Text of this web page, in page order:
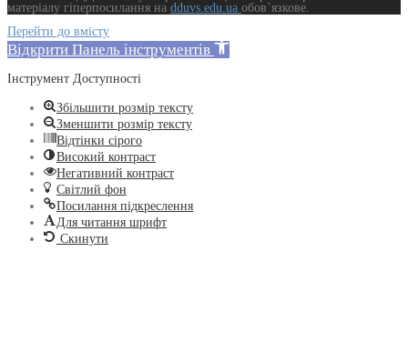
матеріалу гіперпосилання на dduvs.edu.ua обов`язкове.
Перейти до вмісту
Відкрити Панель інструментів
Інструмент Доступності
Збільшити розмір тексту
Зменшити розмір тексту
Відтінки сірого
Високий контраст
Негативний контраст
Світлий фон
Посилання підкреслення
Для читання шрифт
Скинути